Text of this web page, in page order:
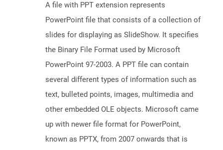
A file with PPT extension represents
PowerPoint file that consists of a collection of
slides for displaying as SlideShow. It specifies
the Binary File Format used by Microsoft
PowerPoint 97-2003. A PPT file can contain
several different types of information such as
text, bulleted points, images, multimedia and
other embedded OLE objects. Microsoft came
up with newer file format for PowerPoint,
known as PPTX, from 2007 onwards that is